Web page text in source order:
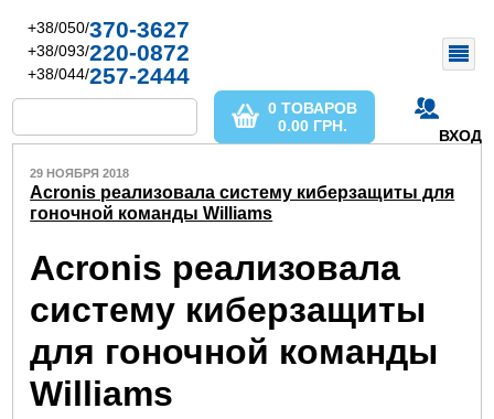
+38/050/370-3627
+38/093/220-0872
+38/044/257-2444
ВХОД
0 ТОВАРОВ
0.00 ГРН.
29 НОЯБРЯ 2018
Acronis реализовала систему киберзащиты для
гоночной команды Williams
Acronis реализовала
систему киберзащиты
для гоночной команды
Williams